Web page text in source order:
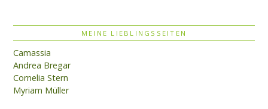
MEINE LIEBLINGSSEITEN
Camassia
Andrea Bregar
Cornelia Stern
Myriam Müller